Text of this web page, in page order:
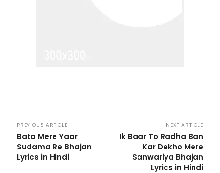
PREVIOUS ARTICLE
Bata Mere Yaar
Sudama Re Bhajan
Lyrics in Hindi
NEXT ARTICLE
Ik Baar To Radha Ban
Kar Dekho Mere
Sanwariya Bhajan
Lyrics in Hindi